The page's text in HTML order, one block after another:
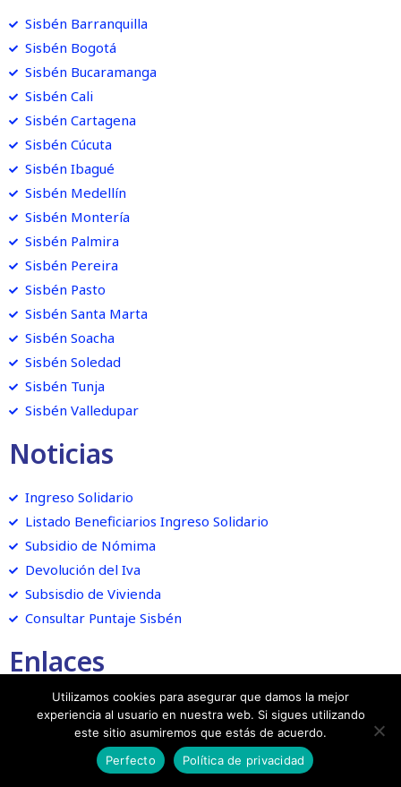
Sisbén Barranquilla
Sisbén Bogotá
Sisbén Bucaramanga
Sisbén Cali
Sisbén Cartagena
Sisbén Cúcuta
Sisbén Ibagué
Sisbén Medellín
Sisbén Montería
Sisbén Palmira
Sisbén Pereira
Sisbén Pasto
Sisbén Santa Marta
Sisbén Soacha
Sisbén Soledad
Sisbén Tunja
Sisbén Valledupar
Noticias
Ingreso Solidario
Listado Beneficiarios Ingreso Solidario
Subsidio de Nómima
Devolución del Iva
Subsisdio de Vivienda
Consultar Puntaje Sisbén
Enlaces
Consulta Giros Ingreso Solidario
Info Ingreso Solidario
Actualizar Datos Sisbén
Consulta Datos Sisbén
Utilizamos cookies para asegurar que damos la mejor
experiencia al usuario en nuestra web. Si sigues utilizando
este sitio asumiremos que estás de acuerdo.
Perfecto
Política de privacidad